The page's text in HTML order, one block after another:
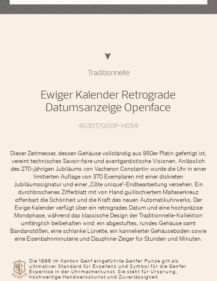
Traditionnelle
Ewiger Kalender Retrograde
Datumsanzeige Openface
4030T/000P-H054
Die 1886 im Kanton Genf eingeführte Genfer Punze gilt als
ultimativer Standard für Exzellenz und Symbol für die Genfer
Expertise in der Uhrmacherkunst. Sie steht für Ursprung,
hochwertige Handwerkskunst und Zuverlässigkeit.
Dieser Zeitmesser, dessen Gehäuse vollständig aus 950er Platin gefertigt ist,
vereint technisches Savoir-faire und avantgardistische Visionen. Anlässlich
des 270-jährigen Jubiläums von Vacheron Constantin wurde die Uhr in einer
limitierten Auflage von 370 Exemplaren mit einer diskreten
Jubiläumssignatur und einer „Côte unique“-Endbearbeitung versehen. Ein
durchbrochenes Zifferblatt mit von Hand guillochiertem Malteserkreuz
offenbart die Schönheit und die Kraft des neuen Automatikuhrwerks. Der
Ewige Kalender verfügt über ein retrogrades Datum und eine hochpräzise
Mondphase, während das klassische Design der Traditionnelle-Kollektion
umfänglich beibehalten wird: ein abgestuftes, rundes Gehäuse samt
Bandanstößen, eine schlanke Lünette, ein kannelierter Gehäuseboden sowie
eine Eisenbahnminuterie und Dauphine-Zeiger für Stunden und Minuten.